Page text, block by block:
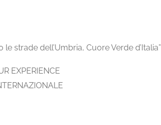
strade dell’Umbria, Cuore Verde d’Italia”
EXPERIENCE